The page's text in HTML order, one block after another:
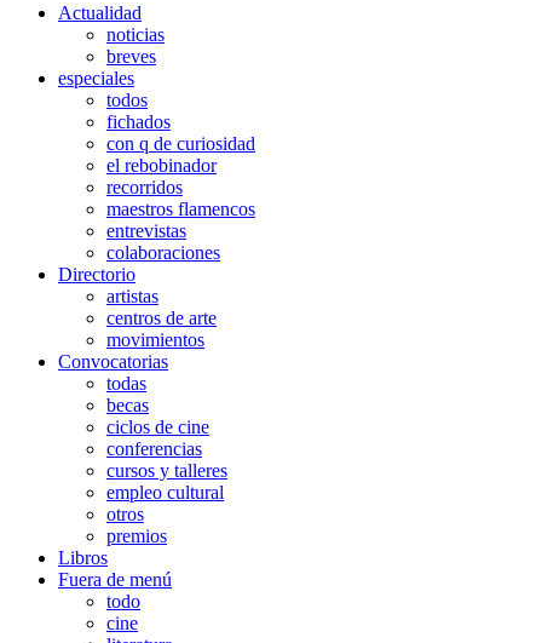
Actualidad
noticias
breves
especiales
todos
fichados
con q de curiosidad
el rebobinador
recorridos
maestros flamencos
entrevistas
colaboraciones
Directorio
artistas
centros de arte
movimientos
Convocatorias
todas
becas
ciclos de cine
conferencias
cursos y talleres
empleo cultural
otros
premios
Libros
Fuera de menú
todo
cine